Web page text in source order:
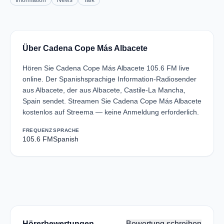
Über Cadena Cope Más Albacete
Hören Sie Cadena Cope Más Albacete 105.6 FM live
online. Der Spanishsprachige Information-Radiosender
aus Albacete, der aus Albacete, Castile-La Mancha,
Spain sendet. Streamen Sie Cadena Cope Más Albacete
kostenlos auf Streema — keine Anmeldung erforderlich.
FREQUENZ
105.6 FM
SPRACHE
Spanish